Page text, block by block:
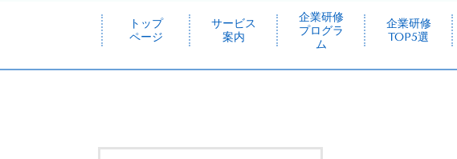
トップ
ページ
サービス
案内
企業研修
プログラ
ム
企業研修
TOP5選